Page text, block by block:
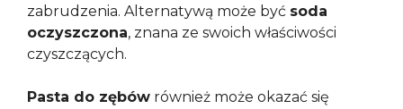
zabrudzenia. Alternatywą może być soda
oczyszczona, znana ze swoich właściwości
czyszczących.
Pasta do zębów również może okazać się